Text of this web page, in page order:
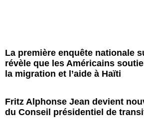
La première enquête nationale
révèle que les Américains
la migration et l’aide à Haïti
Fritz Alphonse Jean devient
du Conseil présidentiel de